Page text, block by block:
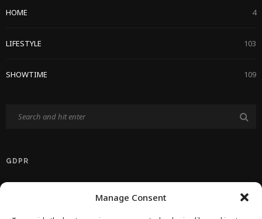
Manage Consent
HOME 4
LIFESTYLE 103
SHOWTIME 109
GDPR